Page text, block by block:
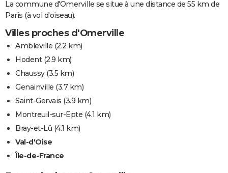
La commune d'Omerville se situe à une distance de 55 km de
Paris (à vol d'oiseau).
Villes proches d'Omerville
Ambleville (2.2 km)
Hodent(2.9 km)
Chaussy(3.5 km)
Genainville (3.7 km)
Saint-Gervais (3.9 km)
Montreuil-sur-Epte (4.1 km)
Bray-et-Lû (4.1 km)
Val-d'Oise
Île-de-France